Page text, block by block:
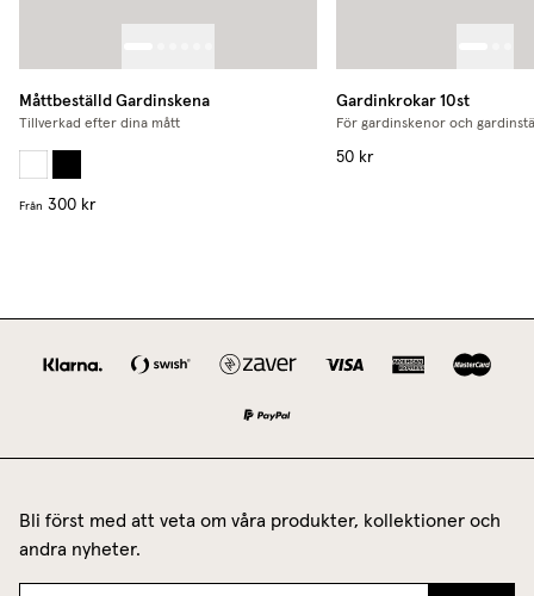
Måttbeställd Gardinskena
Tillverkad efter dina mått
Från 300 kr
Gardinkrokar 10st
För gardinskenor och
50 kr
Bli först med att veta om våra produkter, kollektioner och
andra nyheter.